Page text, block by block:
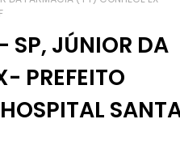
SP, JÚNIOR DA
PREFEITO